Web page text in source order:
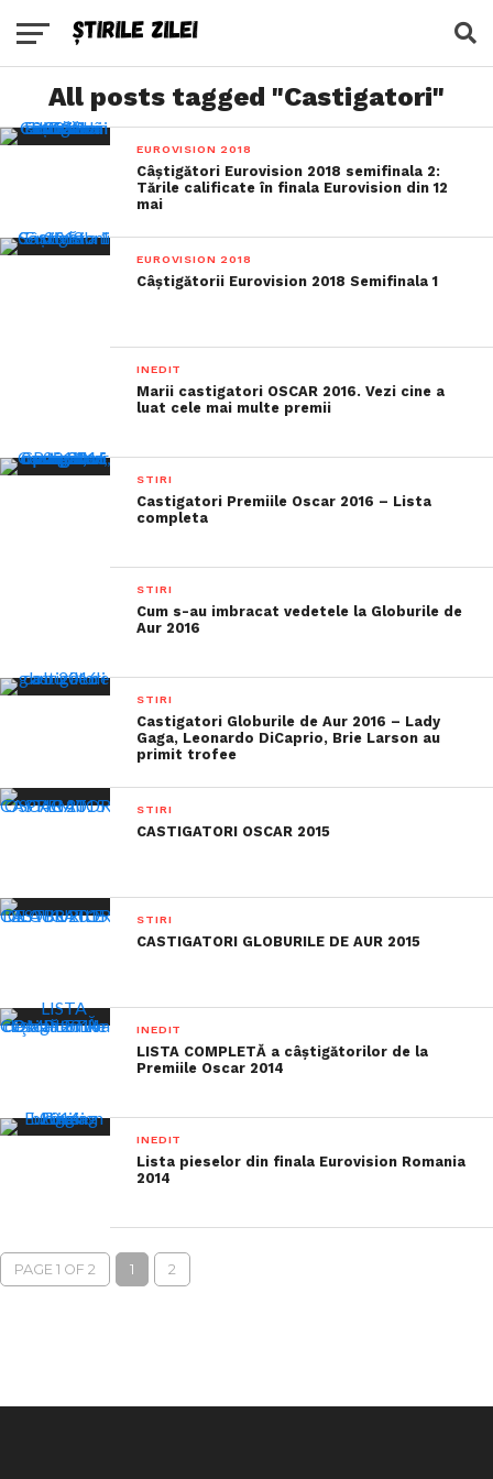
All posts tagged "Castigatori"
EUROVISION 2018
Câștigători Eurovision 2018 semifinala 2:
Tările calificate în finala Eurovision din 12
mai
EUROVISION 2018
Câștigătorii Eurovision 2018 Semifinala 1
INEDIT
Marii castigatori OSCAR 2016. Vezi cine a
luat cele mai multe premii
STIRI
Castigatori Premiile Oscar 2016 – Lista
completa
STIRI
Cum s-au imbracat vedetele la Globurile de
Aur 2016
STIRI
Castigatori Globurile de Aur 2016 – Lady
Gaga, Leonardo DiCaprio, Brie Larson au
primit trofee
STIRI
CASTIGATORI OSCAR 2015
STIRI
CASTIGATORI GLOBURILE DE AUR 2015
INEDIT
LISTA COMPLETĂ a câştigătorilor de la
Premiile Oscar 2014
INEDIT
Lista pieselor din finala Eurovision Romania
2014
PAGE 1 OF 2 1 2